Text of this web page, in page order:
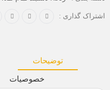
اشتراک گذاری :
توضیحات
خصوصیات